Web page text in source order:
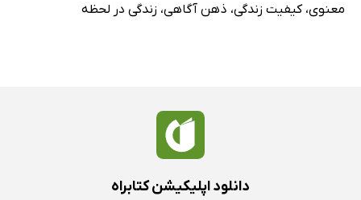
معنوی،کیفیت زندگی، ذهن آگاهی، زندگی در لحظه
دانلود اپلیکیشن کتابراه